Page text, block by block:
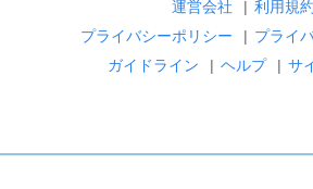
運営会社 | 利用規約
プライバシーポリシー
| プライ
ガイドライン
| ヘルプ | サ